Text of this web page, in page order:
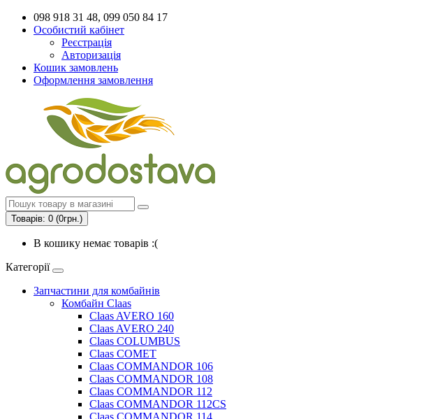
098 918 31 48, 099 050 84 17
Особистий кабінет
Реєстрація
Авторизація
Кошик замовлень
Оформлення замовлення
Товарів: 0 (0грн.)
В кошику немає товарів :(
Категорії
Запчастини для комбайнів
Комбайн Claas
Claas AVERO 160
Claas AVERO 240
Claas COLUMBUS
Claas COMET
Claas COMMANDOR 106
Claas COMMANDOR 108
Claas COMMANDOR 112
Claas COMMANDOR 112CS
Claas COMMANDOR 114